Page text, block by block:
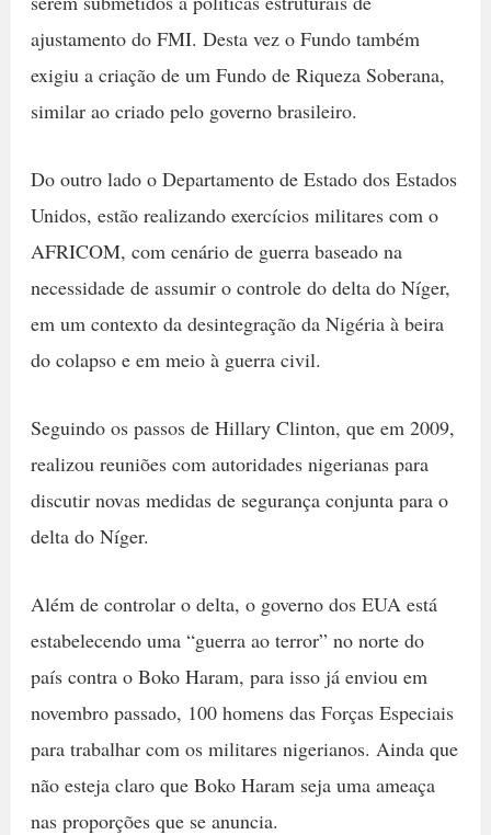
ajustamento do FMI. Desta vez o Fundo também
exigiu a criação de um Fundo de Riqueza Soberana,
similar ao criado pelo governo brasileiro.
Do outro lado o Departamento de Estado dos Estados
Unidos, estão realizando exercícios militares com o
AFRICOM, com cenário de guerra baseado na
necessidade de assumir o controle do delta do Níger,
em um contexto da desintegração da Nigéria à beira
do colapso e em meio à guerra civil.
Seguindo os passos de Hillary Clinton, que em 2009,
realizou reuniões com autoridades nigerianas para
discutir novas medidas de segurança conjunta para o
delta do Níger.
Além de controlar o delta, o governo dos EUA está
estabelecendo uma “guerra ao terror” no norte do
país contra o Boko Haram, para isso já enviou em
novembro passado, 100 homens das Forças Especiais
para trabalhar com os militares nigerianos. Ainda que
não esteja claro que Boko Haram seja uma ameaça
nas proporções que se anuncia.